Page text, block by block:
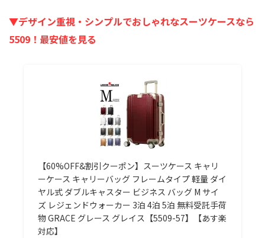
▼デザイン重視・シンプルでおしゃれなスーツケースなら
5509！最安値を見る
【60%OFF&割引クーポン】スーツケース キャリ
ーケース キャリーバッグ フレームタイプ 軽量 ダイ
ヤル式 ダブルキャスター ビジネス バッグ M サイ
ズ レジェンドウォーカー 3泊 4泊 5泊 無料受託手荷
物 GRACE グレース グレイス【5509-57】【あす楽
対応】